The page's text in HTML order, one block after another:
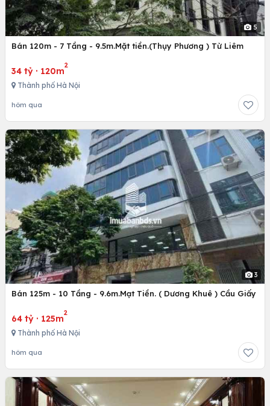
5
Bán 120m - 7 Tầng - 9.5m.Mặt tiền.(Thụy Phương ) Từ Liêm
34 tỷ · 120m
2
Thành phố Hà Nội
hôm qua
3
Bán 125m - 10 Tầng - 9.6m.Mạt Tiền. ( Dương Khuê ) Cầu Giấy
64 tỷ · 125m
2
Thành phố Hà Nội
hôm qua